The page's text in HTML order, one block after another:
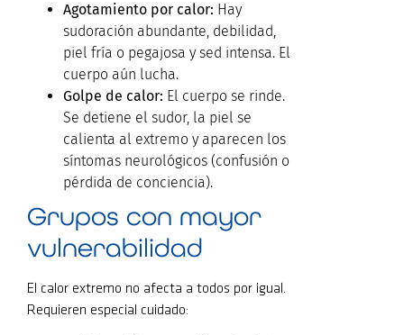
Agotamiento por calor: Hay
sudoración abundante, debilidad,
piel fría o pegajosa y sed intensa. El
cuerpo aún lucha.
Golpe de calor: El cuerpo se rinde.
Se detiene el sudor, la piel se
calienta al extremo y aparecen los
síntomas neurológicos (confusión o
pérdida de conciencia).
Grupos con mayor
vulnerabilidad
El calor extremo no afecta a todos por igual.
Requieren especial cuidado: